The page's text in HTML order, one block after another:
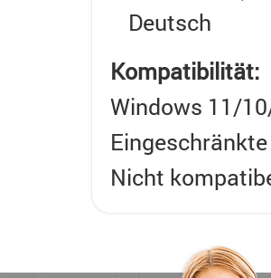
Deutsch
Kompatibilität:
Windows 11/
Nicht